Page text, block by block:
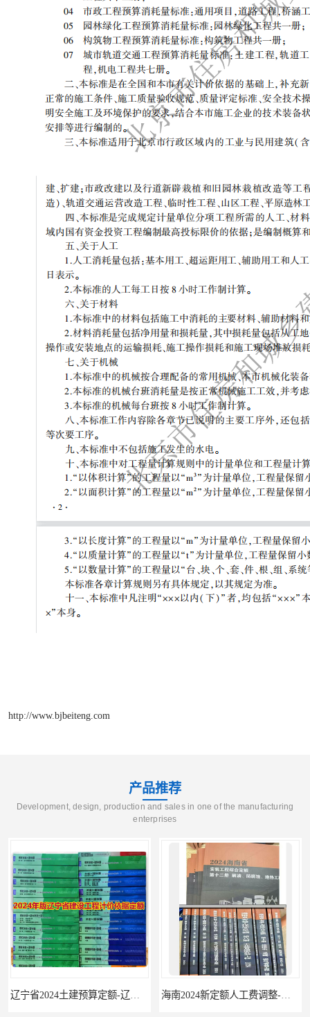
http://www.bjbeiteng.com
产品推荐
Development, design, production and sales in one of the manufacturing
enterprises
辽宁省2024土建预算定额-辽宁安装预算定额-辽宁通风空调安装定额 海南2024新定额人工费调整-海南2024版安装定额-海南2024房屋建筑定额-海南定额